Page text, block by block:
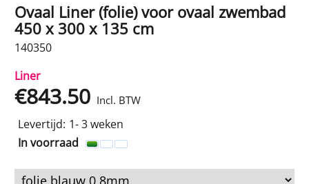
Ovaal Liner (folie) voor ovaal zwembad
450 x 300 x 135 cm
140350
Liner
€843.50 Incl. BTW
Levertijd: 1- 3 weken
In voorraad